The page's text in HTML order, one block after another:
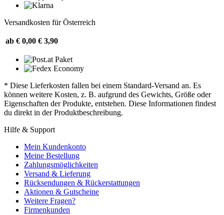
Versandkosten für Österreich
ab € 0,00 € 3,90
* Diese Lieferkosten fallen bei einem Standard-Versand an. Es
können weitere Kosten, z. B. aufgrund des Gewichts, Größe oder
Eigenschaften der Produkte, entstehen. Diese Informationen findest
du direkt in der Produktbeschreibung.
Hilfe & Support
Mein Kundenkonto
Meine Bestellung
Zahlungsmöglichkeiten
Versand & Lieferung
Rücksendungen & Rückerstattungen
Aktionen & Gutscheine
Weitere Fragen?
Firmenkunden